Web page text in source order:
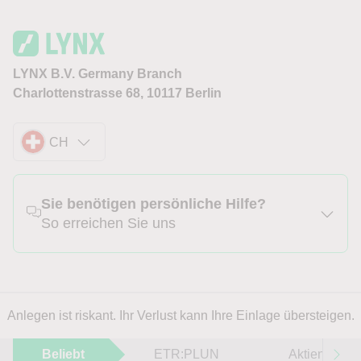
LYNX B.V. Germany Branch
Charlottenstrasse 68, 10117 Berlin
CH
Sie benötigen persönliche Hilfe?
So erreichen Sie uns
Anlegen ist riskant. Ihr Verlust kann Ihre Einlage übersteigen.
Beliebt ETR:PLUN Aktien im